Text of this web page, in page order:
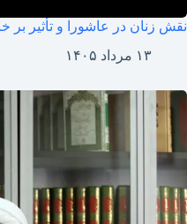
نقش زنان در عاشورا و تأثیر بر
۱۳ مرداد ۱۴۰۵